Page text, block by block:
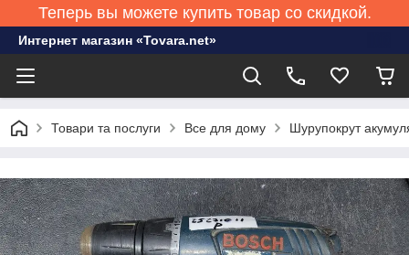
Теперь вы можете купить товар со скидкой.
Интернет магазин «Tovara.net»
Товари та послуги Все для дому Шурупокрут